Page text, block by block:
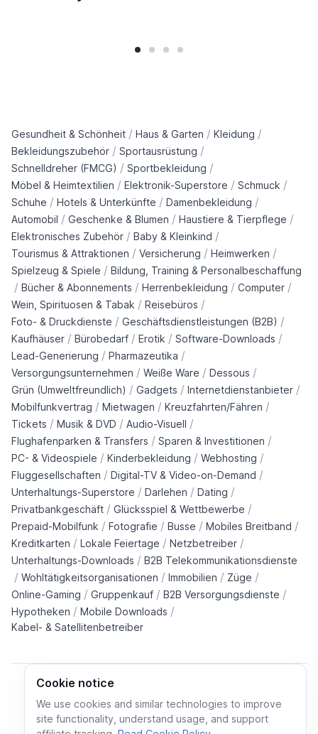
Cookie notice
We use cookies and similar technologies to improve
site functionality, understand usage, and support
Gesundheit & Schönheit / Haus & Garten / Kleidung /
Bekleidungszubehör / Sportausrüstung /
Schnelldreher (FMCG) / Sportbekleidung /
Möbel & Heimtextilien / Elektronik-Superstore / Schmuck /
Schuhe / Hotels & Unterkünfte / Damenbekleidung /
Automobil / Geschenke & Blumen / Haustiere & Tierpflege /
Elektronisches Zubehör / Baby & Kleinkind /
Tourismus & Attraktionen / Versicherung / Heimwerken /
Spielzeug & Spiele / Bildung, Training & Personalbeschaffung
/ Bücher & Abonnements / Herrenbekleidung / Computer /
Wein, Spirituosen & Tabak / Reisebüros /
Foto- & Druckdienste / Geschäftsdienstleistungen (B2B) /
Kaufhäuser / Bürobedarf / Erotik / Software-Downloads /
Lead-Generierung / Pharmazeutika /
Versorgungsunternehmen / Weiße Ware / Dessous /
Grün (Umweltfreundlich) / Gadgets / Internetdienstanbieter /
Mobilfunkvertrag / Mietwagen / Kreuzfahrten/Fähren /
Tickets / Musik & DVD / Audio-Visuell /
Flughafenparken & Transfers / Sparen & Investitionen /
PC- & Videospiele / Kinderbekleidung / Webhosting /
Fluggesellschaften / Digital-TV & Video-on-Demand /
Unterhaltungs-Superstore / Darlehen / Dating /
Privatbankgeschäft / Glücksspiel & Wettbewerbe /
Prepaid-Mobilfunk / Fotografie / Busse / Mobiles Breitband /
Kreditkarten / Lokale Feiertage / Netzbetreiber /
Unterhaltungs-Downloads / B2B Telekommunikationsdienste
/ Wohltätigkeitsorganisationen / Immobilien / Züge /
Online-Gaming / Gruppenkauf / B2B Versorgungsdienste /
Hypotheken / Mobile Downloads /
Kabel- & Satellitenbetreiber
Cookie policy Cookies preferences Privacy policy